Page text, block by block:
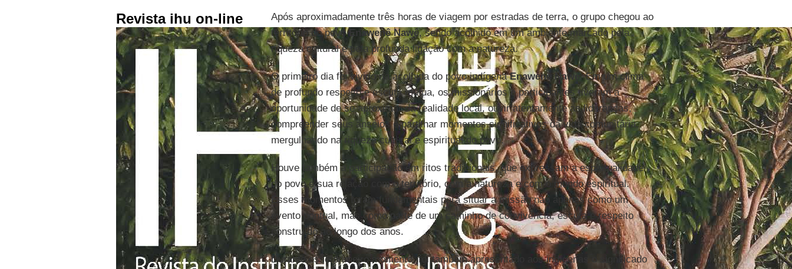
Revista ihu on-line
Após aproximadamente três horas de viagem por estradas de terra, o grupo chegou ao
território do povoEnawenê Nawê, sendo acolhido em um ambiente marcado pela
riqueza cultural e pela profunda ligação com a natureza.
O primeiro dia foi vivido na acolhida do povo indígenaEnawenê Nawê . Em um clima
de profundo respeito e escuta mútua, os missionários e participantes tiveram a
oportunidade de se aproximar da realidade local, ouvir atentamente as lideranças,
compreender seus anseios e partilhar momentos significativos da vida comunitária,
mergulhando na riqueza cultural e espiritual do povo.
Houve também a participação em ritos tradicionais, que expressam a espiritualidade
do povo e sua relação com o território, com a natureza e com o mundo espiritual.
Esses momentos foram fundamentais para situar a missão não apenas como um
evento pontual, mas como parte de um caminho de convivência, escuta e respeito
construído ao longo dos anos.
Durante esse primeiro momento, foi também apresentado aos indígenas o significado